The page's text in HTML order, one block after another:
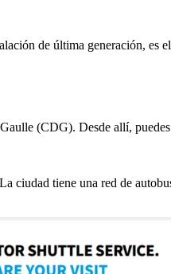
de última generación, es
(CDG). Desde allí,
tiene una red de